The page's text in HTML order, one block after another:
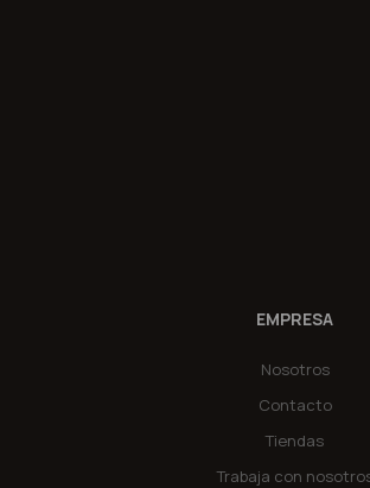
EMPRESA
Nosotros
Contacto
Tiendas
Trabaja con